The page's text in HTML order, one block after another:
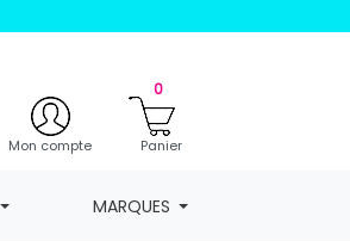
Mon compte
0
Panier
MARQUES